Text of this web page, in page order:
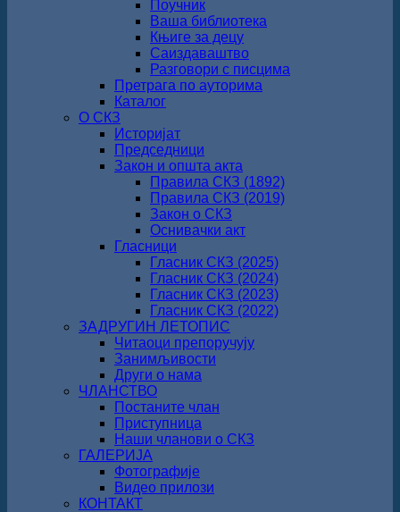
Поучник
Ваша библиотека
Књиге за децу
Саиздаваштво
Разговори с писцима
Претрага по ауторима
Каталог
О СКЗ
Историјат
Председници
Закон и општа акта
Правила СКЗ (1892)
Правила СКЗ (2019)
Закон о СКЗ
Оснивачки акт
Гласници
Гласник СКЗ (2025)
Гласник СКЗ (2024)
Гласник СКЗ (2023)
Гласник СКЗ (2022)
ЗАДРУГИН ЛЕТОПИС
Читаоци препоручују
Занимљивости
Други о нама
ЧЛАНСТВО
Постаните члан
Приступница
Наши чланови о СКЗ
ГАЛЕРИЈА
Фотографије
Видео прилози
КОНТАКТ